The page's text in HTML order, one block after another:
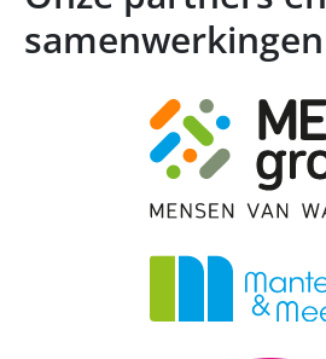
samenwerkingen